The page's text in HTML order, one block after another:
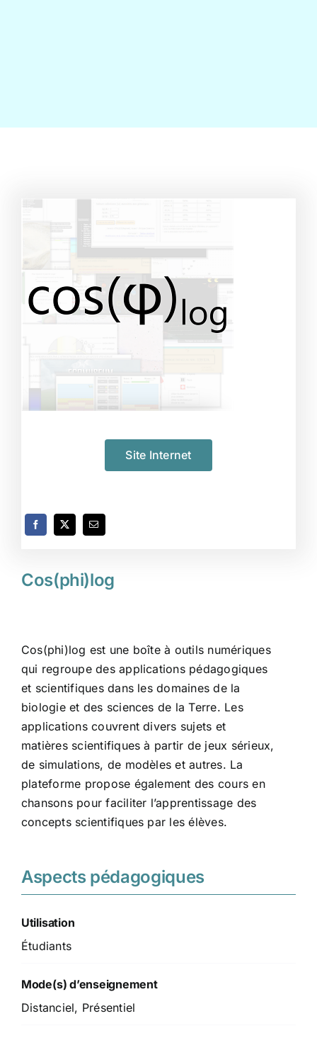
Site Internet
Cos(phi)log
Cos(phi)log est une boîte à outils numériques
qui regroupe des applications pédagogiques
et scientifiques dans les domaines de la
biologie et des sciences de la Terre. Les
applications couvrent divers sujets et
matières scientifiques à partir de jeux sérieux,
de simulations, de modèles et autres. La
plateforme propose également des cours en
chansons pour faciliter l’apprentissage des
concepts scientifiques par les élèves.
Aspects pédagogiques
Utilisation
Étudiants
Mode(s) d’enseignement
Distanciel, Présentiel